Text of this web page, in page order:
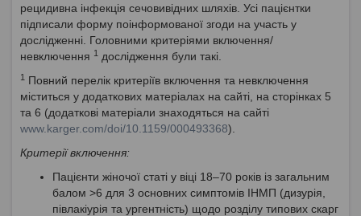
рецидивна інфекція сечовивідних шляхів. Усі пацієнтки
підписали форму поінформованої згоди на участь у
дослідженні. Головними критеріями включення/
невключення 1 дослідження були такі.
1 Повний перелік критеріїв включення та невключення
міститься у додаткових матеріалах на сайті, на сторінках 5
та 6 (додаткові матеріали знаходяться на сайті
www.karger.com/doi/10.1159/000493368).
Критерії включення:
Пацієнти жіночої статі у віці 18–70 років із загальним
балом >6 для 3 основних симптомів ІНМП (дизурія,
півлакіурія та ургентність) щодо розділу типових скарг